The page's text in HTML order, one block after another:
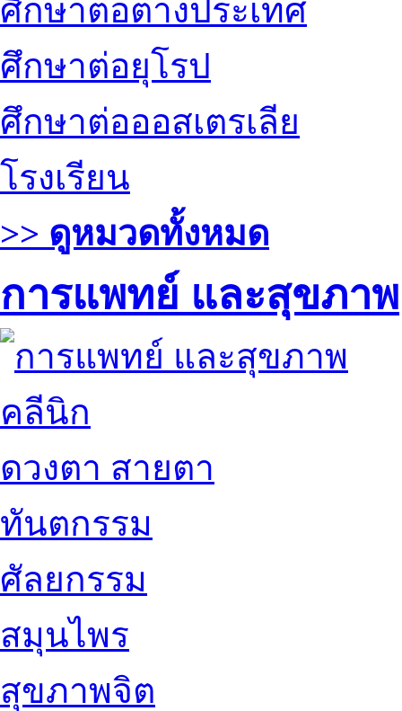
ศึกษาต่อต่างประเทศ
ศึกษาต่อยุโรป
ศึกษาต่อออสเตรเลีย
โรงเรียน
>> ดูหมวดทั้งหมด
การแพทย์ และสุขภาพ
คลีนิก
ดวงตา สายตา
ทันตกรรม
ศัลยกรรม
สมุนไพร
สุขภาพจิต